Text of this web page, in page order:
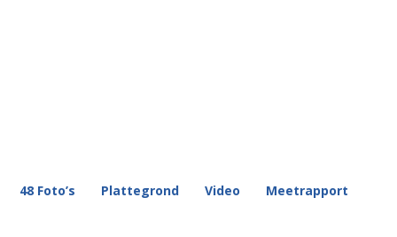
48 Foto’s Plattegrond Video Meetrapport